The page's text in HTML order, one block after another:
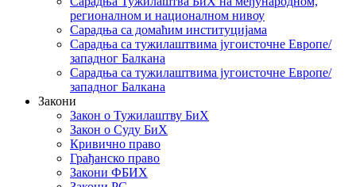
регионалном и националном нивоу
Сарадња са домаћим институцијама
Сарадња са тужилаштвима југоисточне Европе/
западног Балкана
Сарадња са тужилаштвима југоисточне Европе/
западног Балкана
Закони
Закон о Тужилаштву БиХ
Закон о Суду БиХ
Кривично право
Грађанско право
Закони ФБИХ